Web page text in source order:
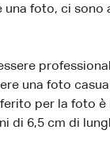
una foto, ci sono
una foto
per la foto
di 6,5 cm di